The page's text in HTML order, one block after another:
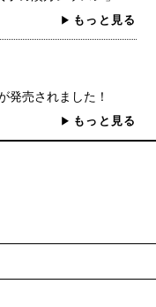
もっと見る
発売されました！
もっと見る